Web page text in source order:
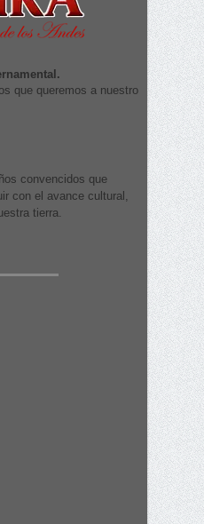
que queremos a nuestro
convencidos que
con el avance cultural,
tierra.